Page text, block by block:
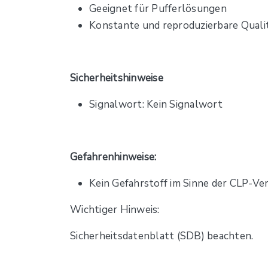
Geeignet für Pufferlösungen
Konstante und reproduzierbare
Sicherheitshinweise
Signalwort: Kein Signalwort
Gefahrenhinweise:
Kein Gefahrstoff im Sinne der CLP-
Wichtiger Hinweis:
Sicherheitsdatenblatt (SDB) beachten.